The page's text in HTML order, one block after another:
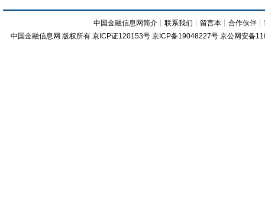
中国金融信息网简介 ┊联系我们 ┊ 留言本 ┊合作伙伴 ┊
中国金融信息网 版权所有 京ICP证120153号 京ICP备19048227号 京公网安备